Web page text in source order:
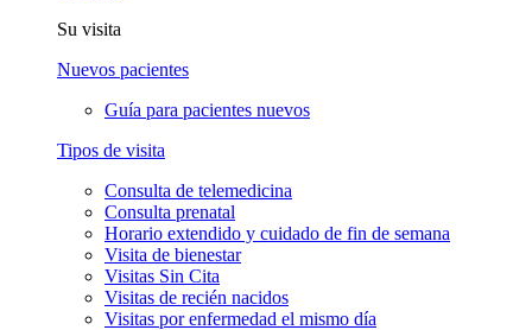
Su visita
Nuevos pacientes
Guía para pacientes nuevos
Tipos de visita
Consulta de telemedicina
Consulta prenatal
Horario extendido y cuidado de fin de semana
Visita de bienestar
Visitas Sin Cita
Visitas de recién nacidos
Visitas por enfermedad el mismo día